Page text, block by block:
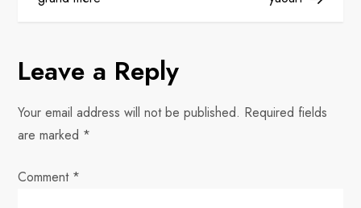
t
n
a
v
Leave a Reply
Your email address will not be published. Required fields
are marked *
Comment *